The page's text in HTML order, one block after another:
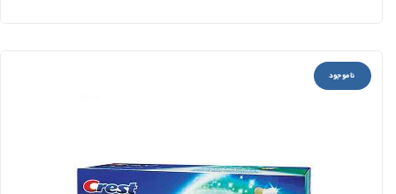
ناموجود